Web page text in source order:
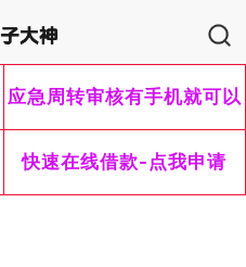
应急周转审核有手机就可以
快速在线借款-点我申请